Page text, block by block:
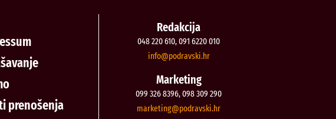
prenošenja
Redakcija
048 220 610, 091 6220 010
rh.iksvardop
@ofni
Marketing
099 326 8396, 098 309 290
rh.iksvardop
@gnitekram